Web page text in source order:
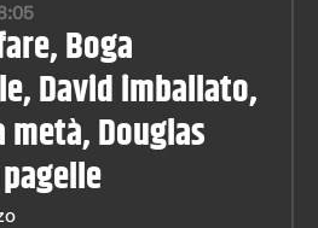
Boga
David imballato,
metà, Douglas